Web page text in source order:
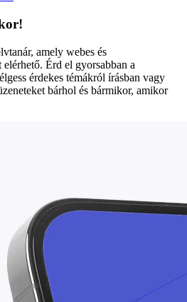
amely webes és
Érd el gyorsabban a
érdekes témákról írásban vagy
bárhol és bármikor, amikor